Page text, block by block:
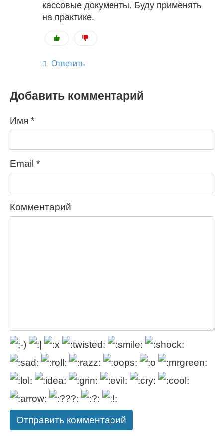
кассовые документы. Буду применять
на практике.
Ответить
Добавить комментарий
Имя *
Email *
Комментарий